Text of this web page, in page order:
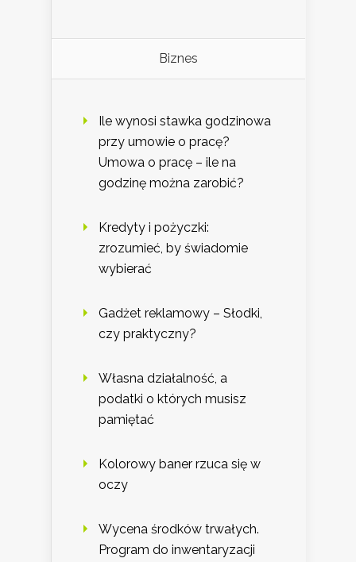
Biznes
Ile wynosi stawka godzinowa
przy umowie o pracę?
Umowa o pracę – ile na
godzinę można zarobić?
Kredyty i pożyczki:
zrozumieć, by świadomie
wybierać
Gadżet reklamowy – Słodki,
czy praktyczny?
Własna działalność, a
podatki o których musisz
pamiętać
Kolorowy baner rzuca się w
oczy
Wycena środków trwałych.
Program do inwentaryzacji